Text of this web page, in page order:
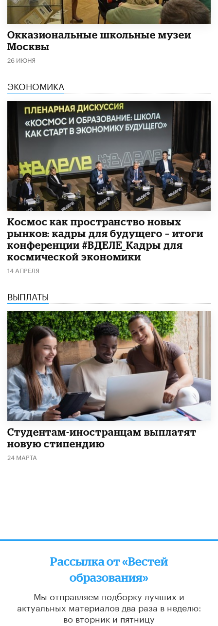
​Окказиональные школьные музеи
Москвы
26 ИЮНЯ
ЭКОНОМИКА
Космос как пространство новых
рынков: кадры для будущего – итоги
конференции #ВДЕЛЕ_Кадры для
космической экономики
14 АПРЕЛЯ
ВЫПЛАТЫ
Студентам-иностранцам выплатят
новую стипендию
24 МАРТА
Рассылка от «Вестей
образования»
Мы отправляем подборку лучших и
актуальных материалов два раза в неделю:
во вторник и пятницу